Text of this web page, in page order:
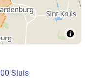
Sluis